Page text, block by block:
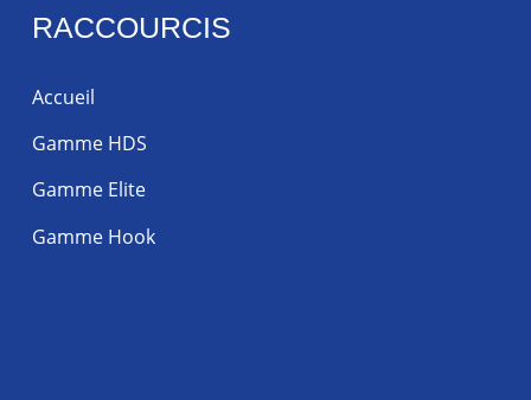
RACCOURCIS
Accueil
Gamme HDS
Gamme Elite
Gamme Hook